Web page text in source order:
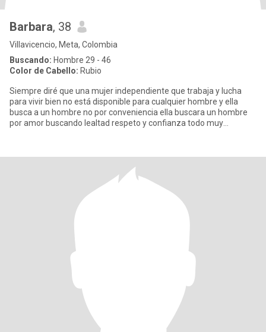
Barbara, 38
Villavicencio, Meta, Colombia
Buscando: Hombre 29 - 46
Color de Cabello: Rubio
Siempre diré que una mujer independiente que trabaja y lucha
para vivir bien no está disponible para cualquier hombre y ella
busca a un hombre no por conveniencia ella buscara un hombre
por amor buscando lealtad respeto y confianza todo muy